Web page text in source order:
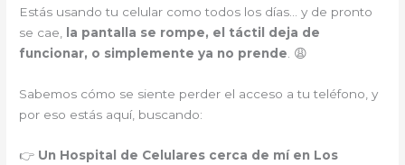
Estás usando tu celular como todos los días… y de pronto
se cae, la pantalla se rompe, el táctil deja de
funcionar, o simplemente ya no prende. 😩
Sabemos cómo se siente perder el acceso a tu teléfono, y
por eso estás aquí, buscando:
👉 Un Hospital de Celulares cerca de mí en Los